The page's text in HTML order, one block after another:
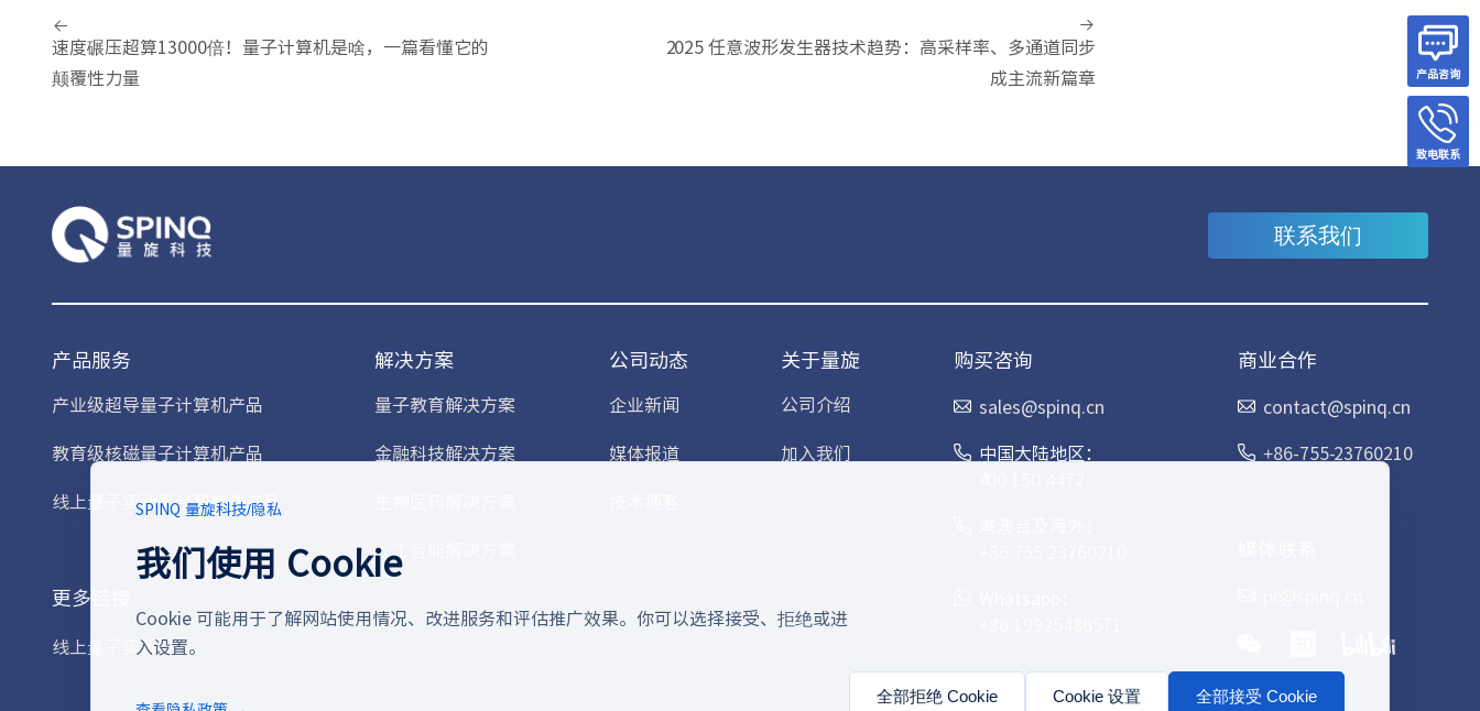
速度碾压超算13000倍！量子计算机是啥，一篇看懂它的
颠覆性力量
2025 任意波形发生器技术趋势：高采样率、多通道同步
成主流新篇章
产品咨询
致电联系
联系我们
产品服务
产业级超导量子计算机产品
教育级核磁量子计算机产品
线上量子实验平台和软件产品
更多链接
线上量子实验平台
解决方案
量子教育解决方案
金融科技解决方案
人工智能解决方案
公司动态
企业新闻
媒体报道
关于量旋
公司介绍
加入我们
购买咨询
sales@spinq.cn
中国大陆地区：
商业合作
contact@spinq.cn
+86-755-23760210
SPINQ 量旋科技/隐私
我们使用 Cookie
Cookie 可能用于了解网站使用情况、改进服务和评估推广效果。你可以选择接受、拒绝或进
入设置。
全部拒绝 Cookie Cookie 设置 全部接受 Cookie